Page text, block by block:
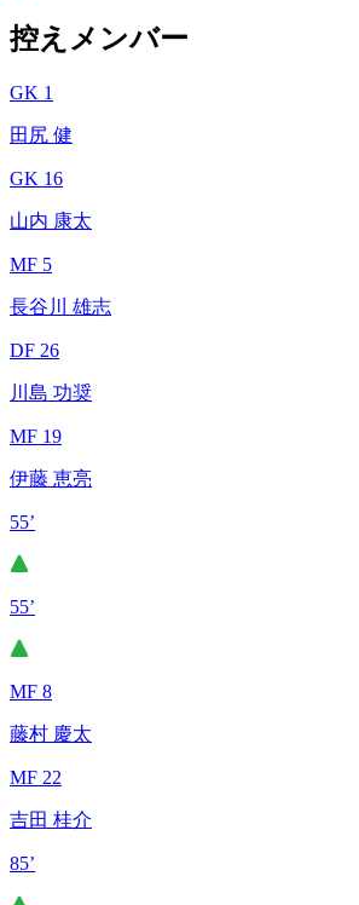
控えメンバー
GK 1
田尻 健
GK 16
山内 康太
MF 5
長谷川 雄志
DF 26
川島 功奨
MF 19
伊藤 恵亮
55’
55’
MF 8
藤村 慶太
MF 22
吉田 桂介
85’